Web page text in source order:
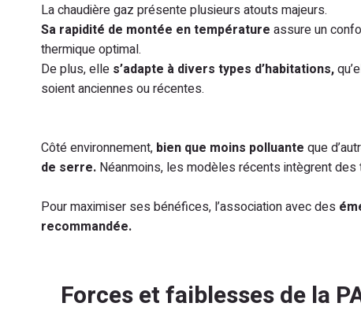
La chaudière gaz présente plusieurs atouts majeurs.
Sa rapidité de montée en température assure un
thermique optimal.
De plus, elle s’adapte à divers types d’habitations,
soient anciennes ou récentes.
Côté environnement, bien que moins polluante que
de serre. Néanmoins, les modèles récents intègrent
Pour maximiser ses bénéfices, l’association avec des
recommandée.
Forces et faiblesses de la